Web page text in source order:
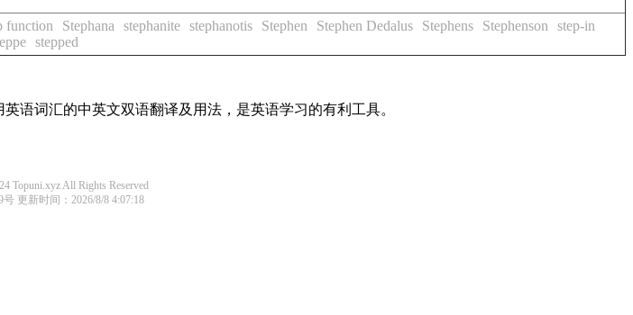
function Stephana stephanite stephanotis Stephen Stephen Dedalus Stephens Stephenson
step-in
stepped
语词汇的中英文双语翻译及用法，是英语学习的有利工具。
Topuni.xyz All Rights Reserved
号更新时间：2026/8/8 4:07:18